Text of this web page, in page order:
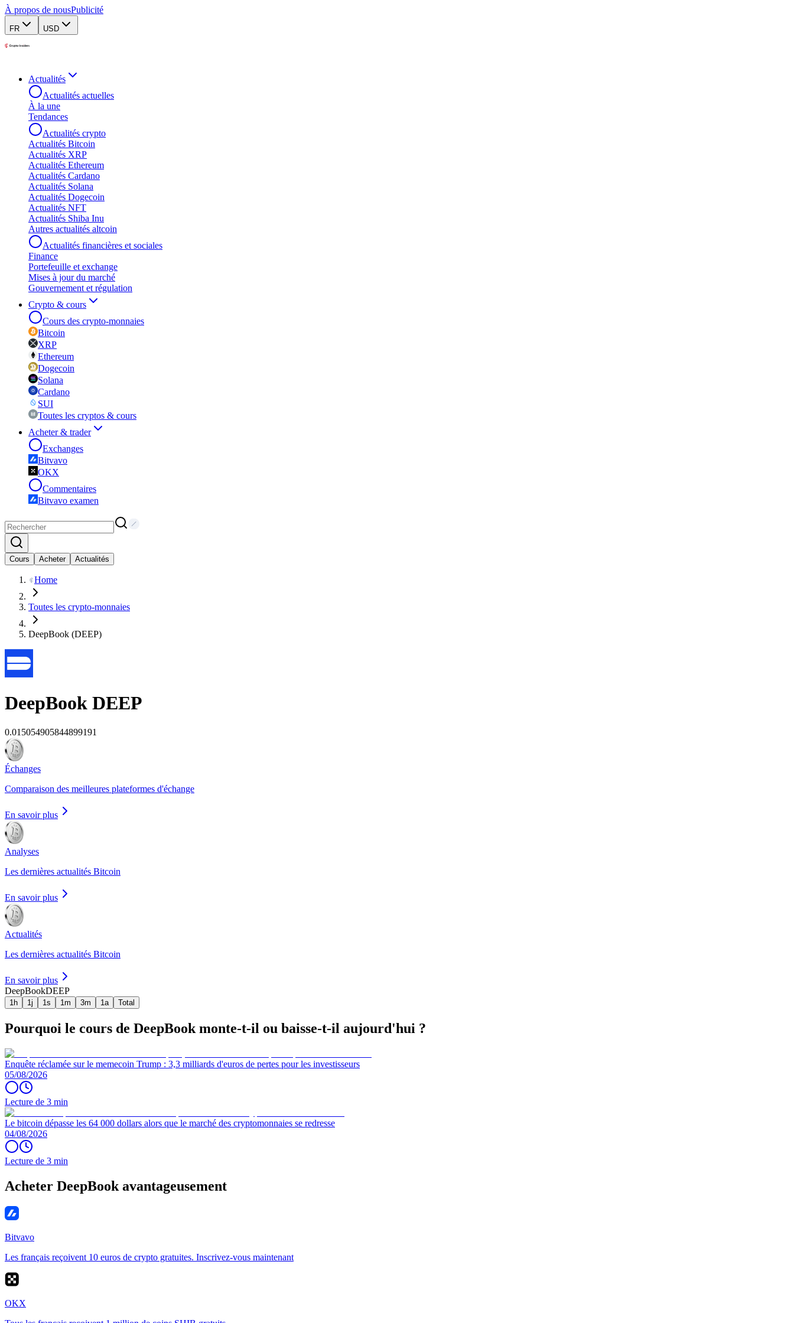
À propos de nousPublicité
FR USD
Actualités
Actualités actuelles
À la une
Tendances
Actualités crypto
Actualités Bitcoin
Actualités XRP
Actualités Ethereum
Actualités Cardano
Actualités Solana
Actualités Dogecoin
Actualités NFT
Actualités Shiba Inu
Autres actualités altcoin
Actualités financières et sociales
Finance
Portefeuille et exchange
Mises à jour du marché
Gouvernement et régulation
Crypto & cours
Cours des crypto-monnaies
Bitcoin
XRP
Ethereum
Dogecoin
Solana
Cardano
SUI
Toutes les cryptos & cours
Acheter & trader
Exchanges
Bitvavo
OKX
Commentaires
Bitvavo examen
Cours Acheter Actualités
Home
Toutes les crypto-monnaies
DeepBook (DEEP)
DeepBook DEEP
0.015054905844899191
Échanges
Comparaison des meilleures plateformes d'échange
En savoir plus
Analyses
Les dernières actualités Bitcoin
En savoir plus
Actualités
Les dernières actualités Bitcoin
En savoir plus
DeepBookDEEP
1h 1j 1s 1m 3m 1a Total
Pourquoi le cours de DeepBook monte-t-il ou baisse-t-il aujourd'hui ?
Enquête réclamée sur le memecoin Trump : 3,3 milliards d'euros de pertes pour les investisseurs
05/08/2026
Lecture de 3 min
Le bitcoin dépasse les 64 000 dollars alors que le marché des cryptomonnaies se redresse
04/08/2026
Lecture de 3 min
Acheter DeepBook avantageusement
Bitvavo
Les français reçoivent 10 euros de crypto gratuites. Inscrivez-vous maintenant
OKX